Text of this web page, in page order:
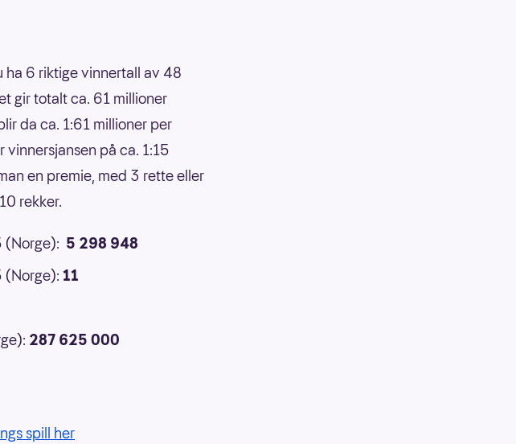
ha 6 riktige vinnertall av 48
gir totalt ca. 61 millioner
da ca. 1:61 millioner per
på ca. 1:15
en premie, med 3 rette eller
rekker.
5 298 948
11
287 625 000
spill her